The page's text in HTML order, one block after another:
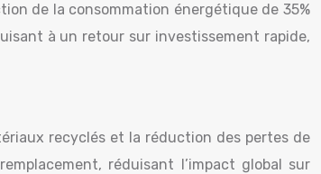
de la consommation énergétique de 35%
à un retour sur investissement rapide,
recyclés et la réduction des pertes de
réduisant l’impact global sur